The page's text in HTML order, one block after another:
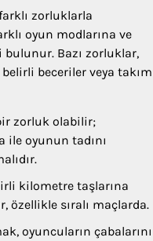
zorluklarla
oyun modlarına ve
Bazı zorluklar,
beceriler veya takım
zorluk olabilir;
oyunun tadını
kilometre taşlarına
özellikle sıralı maçlarda.
oyuncuların çabalarını